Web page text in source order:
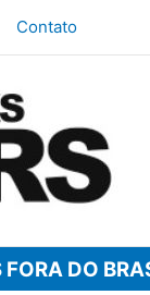
Contato
FORA DO